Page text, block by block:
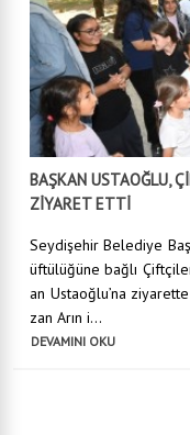
BAŞKAN USTAOĞLU,
ZİYARET ETTİ
Seydişehir Belediye
üftülüğüne bağlı
an Ustaoğlu’na
zan Arın i...
DEVAMINI OKU